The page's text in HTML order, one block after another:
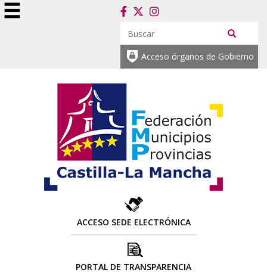
Acceso órganos de Gobierno
ACCESO SEDE ELECTRÓNICA
PORTAL DE TRANSPARENCIA